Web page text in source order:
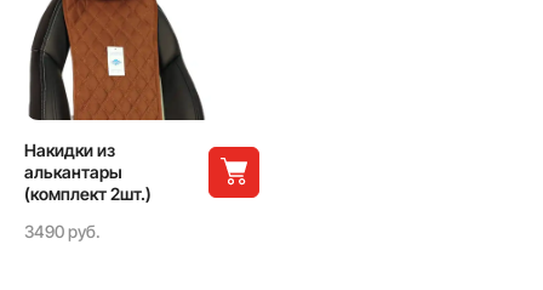
Накидки из
алькантары
(комплект 2шт.)
3490 руб.